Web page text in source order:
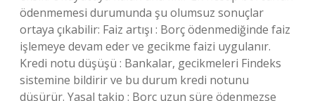
ödenmemesi durumunda şu olumsuz sonuçlar
ortaya çıkabilir: Faiz artışı : Borç ödenmediğinde faiz
işlemeye devam eder ve gecikme faizi uygulanır.
Kredi notu düşüşü : Bankalar, gecikmeleri Findeks
sistemine bildirir ve bu durum kredi notunu
düşürür. Yasal takip : Borç uzun süre ödenmezse